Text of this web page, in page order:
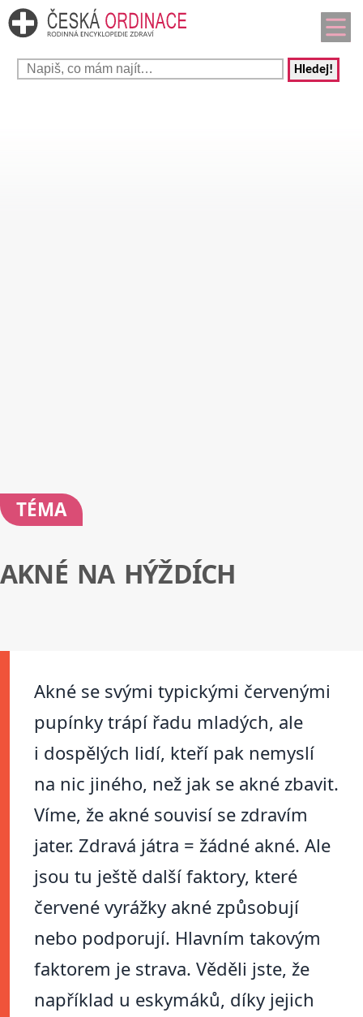
Hledej!
TÉMA
AKNÉ NA HÝŽDÍCH
Akné se svými typickými červenými
pupínky trápí řadu mladých, ale
i dospělých lidí, kteří pak nemyslí
na nic jiného, než jak se akné zbavit.
Víme, že akné souvisí se zdravím
jater. Zdravá játra = žádné akné. Ale
jsou tu ještě další faktory, které
červené vyrážky akné způsobují
nebo podporují. Hlavním takovým
faktorem je strava. Věděli jste, že
například u eskymáků, díky jejich